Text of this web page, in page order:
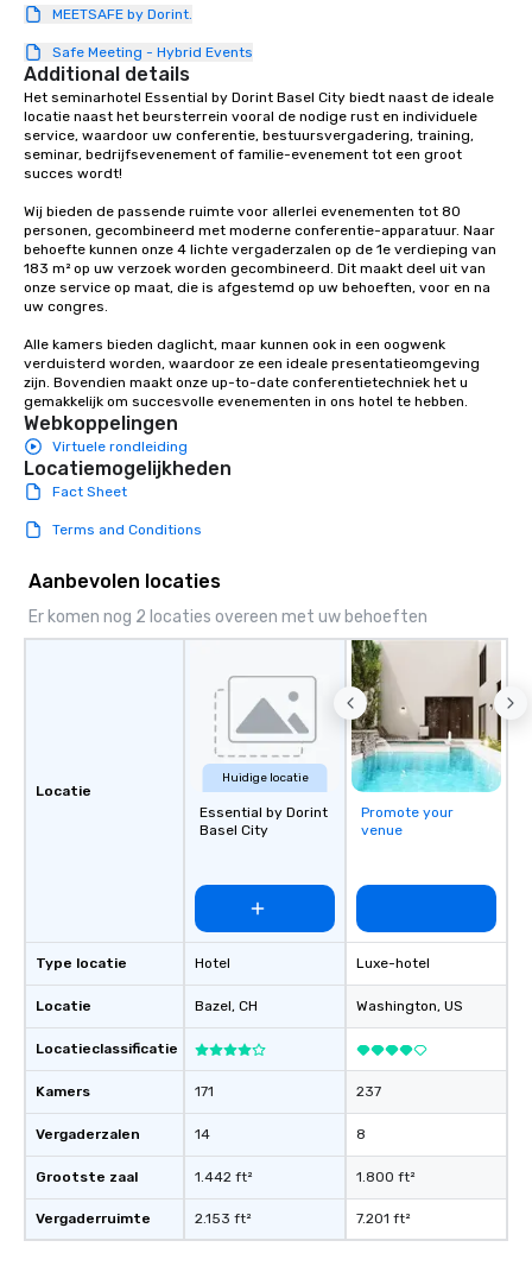
today’s fast-paced
MEETSAFE by Dorint.
Safe Meeting - Hybrid Events
Additional details
Het seminarhotel Essential by Dorint Basel City biedt naast de ideale
locatie naast het beursterrein vooral de nodige rust en individuele
service, waardoor uw conferentie, bestuursvergadering, training,
seminar, bedrijfsevenement of familie-evenement tot een groot
succes wordt!
Wij bieden de passende ruimte voor allerlei evenementen tot 80
personen, gecombineerd met moderne conferentie-apparatuur. Naar
behoefte kunnen onze 4 lichte vergaderzalen op de 1e verdieping van
183 m² op uw verzoek worden gecombineerd. Dit maakt deel uit van
onze service op maat, die is afgestemd op uw behoeften, voor en na
uw congres.
Alle kamers bieden daglicht, maar kunnen ook in een oogwenk
verduisterd worden, waardoor ze een ideale presentatieomgeving
zijn. Bovendien maakt onze up-to-date conferentietechniek het u
gemakkelijk om succesvolle evenementen in ons hotel te hebben.
Webkoppelingen
Virtuele rondleiding
Locatiemogelijkheden
Fact Sheet
Terms and Conditions
Aanbevolen locaties
Er komen nog 2 locaties overeen met uw behoeften
Locatie
Type locatie
Locatie
Locatieclassificatie
Kamers
Vergaderzalen
Grootste zaal
Vergaderruimte
Huidige locatie
Essential by Dorint
Basel City
Hotel
Bazel, CH
171
14
1.442 ft²
2.153 ft²
Promote your
venue
Luxe-hotel
Washington, US
237
8
1.800 ft²
7.201 ft²